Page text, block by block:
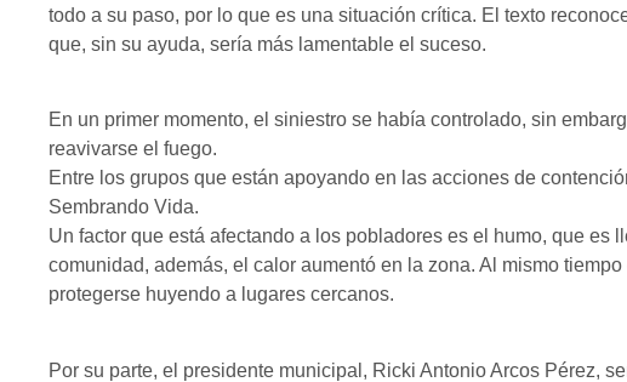
todo a su paso, por lo que es una situación crítica. El texto
que, sin su ayuda, sería más lamentable el suceso.
En un primer momento, el siniestro se había controlado, sin
reavivarse el fuego.
Entre los grupos que están apoyando en las acciones de
Sembrando Vida.
Un factor que está afectando a los pobladores es el humo, que es
comunidad, además, el calor aumentó en la zona. Al mismo
protegerse huyendo a lugares cercanos.
Por su parte, el presidente municipal, Ricki Antonio Arcos Pérez,